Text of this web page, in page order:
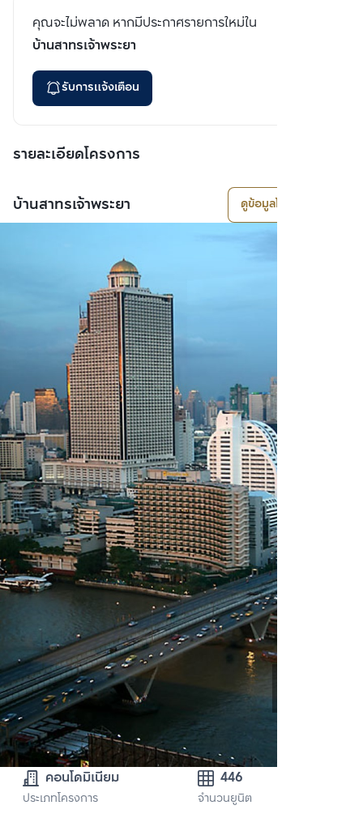
คุณจะไม่พลาด หากมีประกาศรายการใหม่ใน
บ้านสาทรเจ้าพระยา
รับการแจ้งเตือน
รายละเอียดโครงการ
บ้านสาทรเจ้าพระยา ดูข้อมูลโครงการ
คอนโดมิเนียม
ประเภทโครงการ
446
จำนวนยูนิต